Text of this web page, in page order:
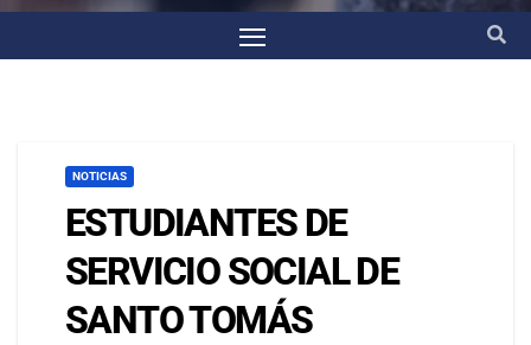
NOTICIAS
ESTUDIANTES DE
SERVICIO SOCIAL DE
SANTO TOMÁS